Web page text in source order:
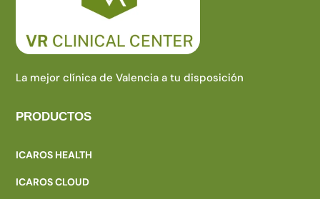
La mejor clínica de Valencia a tu disposición
PRODUCTOS
ICAROS HEALTH
ICAROS CLOUD